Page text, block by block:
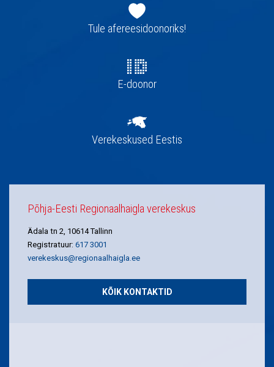
navigatsioonTule afereesidoonoriks!
E-doonor
Verekeskused Eestis
Põhja-Eesti Regionaalhaigla verekeskus
Ädala tn 2, 10614 Tallinn
Registratuur: 617 3001
verekeskus@regionaalhaigla.ee
KÕIK KONTAKTID